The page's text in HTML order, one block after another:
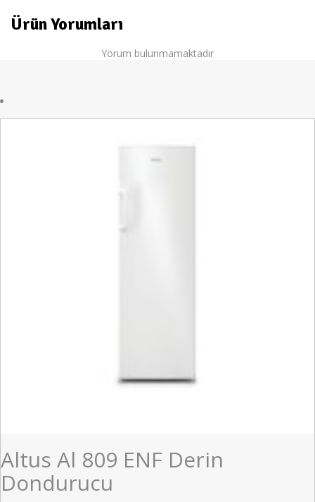
Ürün Yorumları
Yorum bulunmamaktadır
Altus Al 809 ENF Derin
Dondurucu